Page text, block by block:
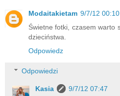
Modaitakietam 9/7/12 00:10
Świetne fotki, czasem warto
dzieciństwa.
Odpowiedz
Odpowiedzi
Kasia
9/7/12 07:47